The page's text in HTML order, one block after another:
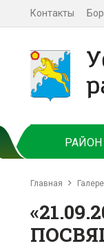
Контакты
РАЙОН
Главная